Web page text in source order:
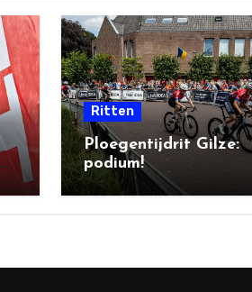
Ritten
Ploegentijdrit Gilze:
podium!